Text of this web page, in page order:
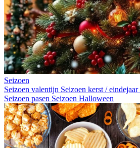
Seizoen
Seizoen valentijn Seizoen kerst / eindejaar
Seizoen pasen Seizoen Halloween